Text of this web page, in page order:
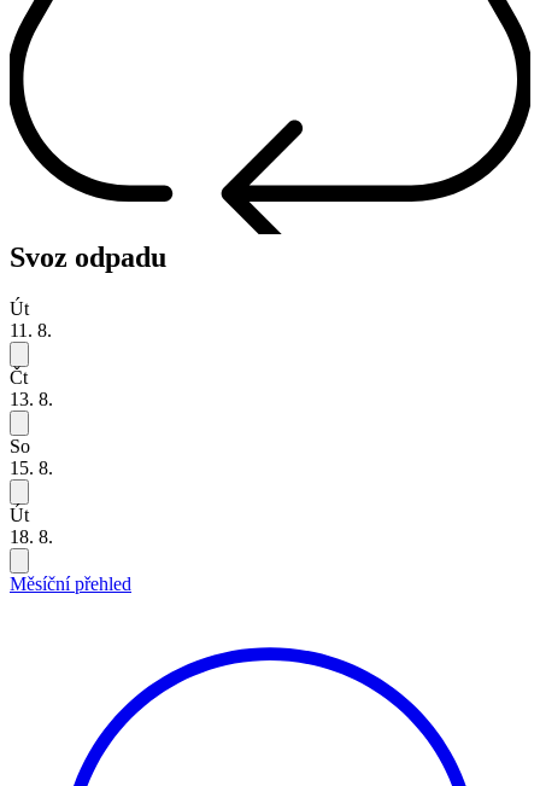
Svoz odpadu
Út
11. 8.
Čt
13. 8.
So
15. 8.
Út
18. 8.
Měsíční přehled